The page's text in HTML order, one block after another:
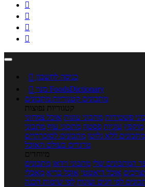




 כניסה לחשבון

מנוי FoodsDictionary
מתכונים קטגוריות מתכונים
קטגוריות נפוצות
פשטידות מתכוני עוגות אוכל צמחוני
מוקפץ עוגיות פסטה מתכוני עוף מתכוני
מתכונים ללא גלוטן מתכונים לסוכרתיים
טרנדים בעולם האוכל
מיוחדים
המתכונים שלי מתכוני וידאו מתכונים
אוכל דיאטטי אוכל בריא מאכלי
לפי חגים ועונות לפי שיטות הכנה